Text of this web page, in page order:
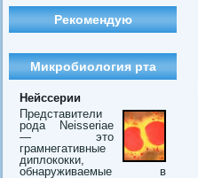
Рекомендую
Микробиология рта
Нейссерии
Представители
рода Neisseriae
— это
грамнегативные
диплококки,
обнаруживаемые в